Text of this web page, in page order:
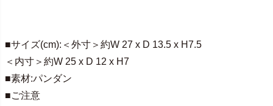
■サイズ(cm):＜外寸＞約W 27 x D 13.5 x H7.5
＜内寸＞約W 25 x D 12 x H7
■素材:パンダン
■ご注意